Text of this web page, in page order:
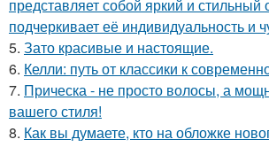
представляет собой яркий и стильный
подчеркивает её индивидуальность и
5. Зато красивые и настоящие.
6. Келли: путь от классики к
7. Прическа - не просто волосы, а
вашего стиля!
8. Как вы думаете, кто на обложке